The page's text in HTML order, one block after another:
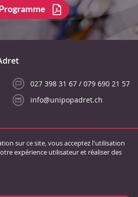
027 398 31 67 / 079 690 21 57
info@unipopadret.ch
sur ce site, vous acceptez l'utilisation
expérience utilisateur et réaliser des